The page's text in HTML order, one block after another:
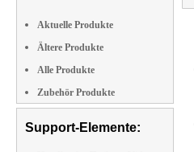
Aktuelle Produkte
Ältere Produkte
Alle Produkte
Zubehör Produkte
Support-Elemente: